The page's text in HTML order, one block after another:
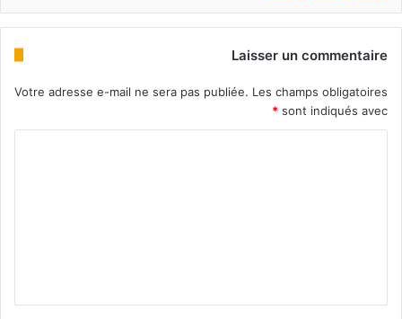
Laisser un commentaire
Votre adresse e-mail ne sera pas publiée. Les champs obligatoires
sont indiqués avec
*